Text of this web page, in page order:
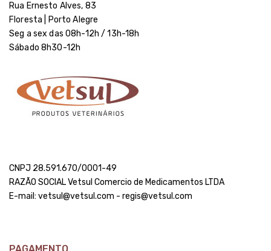
Rua Ernesto Alves, 83
Floresta | Porto Alegre
Seg a sex das 08h-12h / 13h-18h
Sábado 8h30-12h
CNPJ 28.591.670/0001-49
RAZÃO SOCIAL Vetsul Comercio de Medicamentos LTDA
E-mail: vetsul@vetsul.com - regis@vetsul.com